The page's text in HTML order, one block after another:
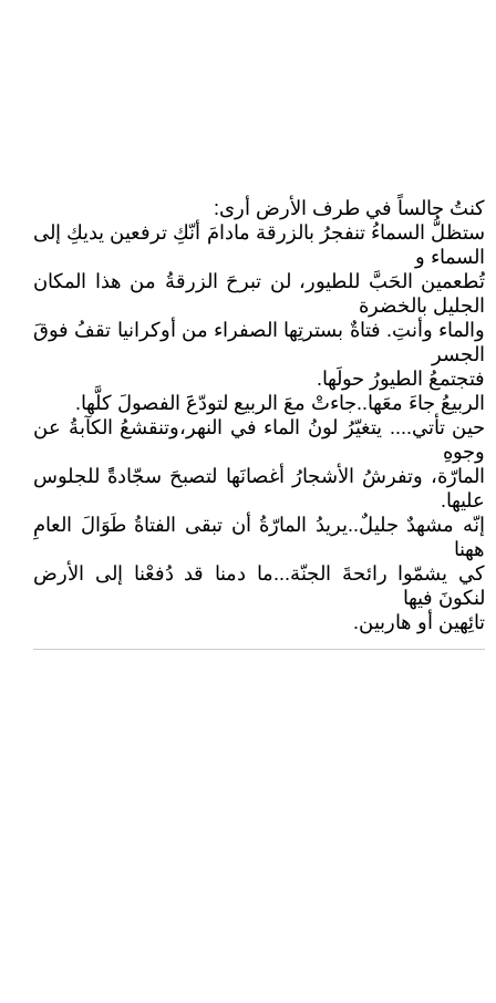
كنتُ جالساً في طرف اﻷرض أرى:
ستظلُّ السماءُ تنفجرُ بالزرقة مادامَ أنّكِ ترفعين يديكِ إلى
السماء و
تُطعمين الحَبَّ للطيور، لن تبرحَ الزرقةُ من هذا المكان
الجليل بالخضرة
والماء وأنتِ. فتاةٌ بسترتِها الصفراء من أوكرانيا تقفُ فوقَ
الجسر
فتجتمعُ الطيورُ حولَها.
الربيعُ جاءَ معَها..جاءتْ معَ الربيع لتودّعََ الفصولَ كلَّها.
حين تأتي.... يتغيّرُ لونُ الماء في النهر،وتنقشعُ الكآبةُ عن
وجوهِ
المارّة، وتفرشُ اﻷشجارُ أغصانَها لتصبحَ سجّادةًً للجلوس
عليها.
إنّه مشهدٌ جليلٌ..يريدُ المارّةُ أن تبقى الفتاةُ طَوَالَ العامِ
ههنا
كي يشمّوا رائحةَ الجنّة...ما دمنا قد دُفعْنا إلى اﻷرض
لنكونَ فيها
تائِهين أو هاربين.